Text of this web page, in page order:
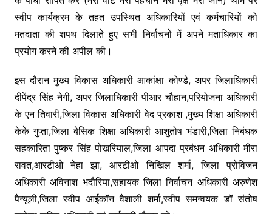
स्वीप कार्यक्रम के तहत उपस्थित अधिकारियों एवं कर्मचारियों को
मतदाता की शपथ दिलाते हुए सभी निर्वाचनों में अपने मताधिकार का
प्रयोग करने की अपील की।
इस दौरान मुख्य विकास अधिकारी आकांक्षा कोण्डे, अपर जिलाधिकारी
दीपेंद्र सिंह नेगी, अपर जिलाधिकारी पीआर चौहान,परियोजना अधिकारी
के एन तिवारी,जिला विकास अधिकारी वेद प्रकाश ,मुख्य शिक्षा अधिकारी
केके गुप्ता,जिला बेसिक शिक्षा अधिकारी आशुतोष भंडारी,जिला निबंधक
सहकारिता पुष्कर सिंह पोखरियाल,जिला आपदा प्रबंधन अधिकारी मीरा
रावत,आरटीओ नेहा झा, आरटीओ निखिल शर्मा, जिला प्रोविजन
अधिकारी अविनाश भदौरिया,सहायक जिला निर्वाचन अधिकारी अरुणेश
पैन्यूली,जिला स्वीप आईकॉन वैशाली शर्मा,स्वीप समन्वयक डॉ संतोष